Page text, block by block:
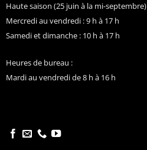
Haute saison (25 juin à la mi-septembre)
Mercredi au vendredi : 9 h à 17 h
Samedi et dimanche : 10 h à 17 h
Heures de bureau :
Mardi au vendredi de 8 h à 16 h